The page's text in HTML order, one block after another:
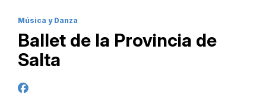
Música y Danza
Ballet de la Provincia de
Salta